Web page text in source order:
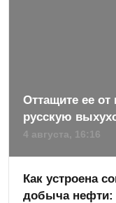
Оттащите ее от
русскую
4 августа, 16:16
Как устроена
добыча нефти: